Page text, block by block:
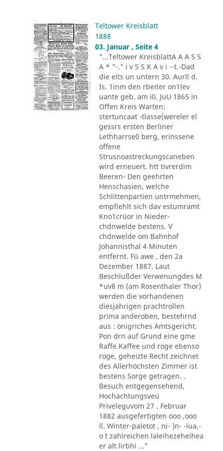
Teltower Kreisblatt
1888
03. Januar , Seite 4
"...Teltower KreisblattA A A S S
A * "-." i v S S K A v i --t.-Dad
die eits un untern 30. Aurll d.
Is. 1inm den rbeiter on1lev
uante geb. am i0. JuU 1865 in
Offen Kreis Warten:
stertuncaat -tlasse(wereler el
gessrs ersten Berliner
Lethharrse0 berg, erinssene
offene
Strusnoastreckungscaneben
wird erneuert. htt tivrerdim
Beeren- Den geehrten
Henschasien, welche
Schlittenpartien untrmehmen,
empfiehlt sich dav estumramt
Kno1crüor in Nieder-
chdnwelde bestens. V
chdnwelde om Bahnhof
Johannisthal 4 Minuten
entfernt. Fü awe , den 2a
Dezember 1887. Laut
Beschlußder Verwenungdes M
*uv8 m (am Rosenthaler Thor)
werden die vorhandenen
diesjährigen prachtrollen
prima anderoben, bestehrnd
aus : önigriches Amtsgericht.
Pon drn auf Grund eine gme
Raffe Kaffee und roge ebenso
roge, geheizte Recht zeichnet
des Allerhöchsten Zimmer ist
bestens Sorge getragen. .
Besuch entgegensehend,
Hochachtungsveü
Priveleguvom 27 . Februar
1882 ausgefertigten ooo ,ooo
ll. Winter-paletot , ni- )n- -iua,-
o t zahlreichen laleihezeheihea
er alt lirbhi ..."